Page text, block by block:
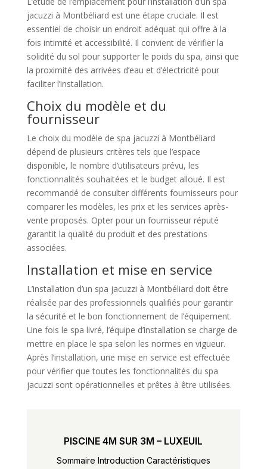
jacuzzi à Montbéliard est une étape cruciale. Il est
essentiel de choisir un endroit adéquat qui offre à la
fois intimité et accessibilité. Il convient de vérifier la
solidité du sol pour supporter le poids du spa, ainsi que
la proximité des arrivées d’eau et d’électricité pour
faciliter l’installation.
Choix du modèle et du
fournisseur
Le choix du modèle de spa jacuzzi à Montbéliard
dépend de plusieurs critères tels que l’espace
disponible, le nombre d’utilisateurs prévu, les
fonctionnalités souhaitées et le budget alloué. Il est
recommandé de consulter différents fournisseurs pour
comparer les modèles, les prix et les services après-
vente proposés. Opter pour un fournisseur réputé
garantit la qualité du produit et des prestations
associées.
Installation et mise en service
L’installation d’un spa jacuzzi à Montbéliard doit être
réalisée par des professionnels qualifiés pour garantir
la sécurité et le bon fonctionnement de l’équipement.
Une fois le spa livré, l’équipe d’installation se charge de
mettre en place le spa selon les normes en vigueur.
Après l’installation, une mise en service est effectuée
pour vérifier que toutes les fonctionnalités du spa
jacuzzi sont opérationnelles et prêtes à être utilisées.
PISCINE 4M SUR 3M – LUXEUIL
Sommaire Introduction Caractéristiques